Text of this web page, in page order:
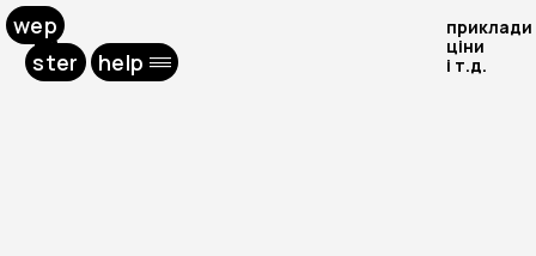
wep
ster
help
приклади
ціни
і т.д.